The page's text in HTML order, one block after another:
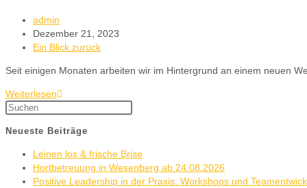
admin
Dezember 21, 2023
Ein Blick zurück
Seit einigen Monaten arbeiten wir im Hintergrund an einem neuen
Weiterlesen
Neueste Beiträge
Leinen los & frische Brise
Hortbetreuung in Wesenberg ab 24.08.2026
Positive Leadership in der Praxis: Workshops und